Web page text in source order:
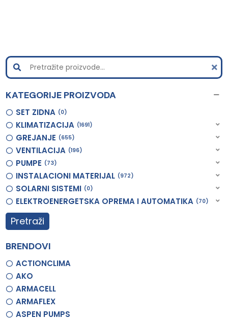
KATEGORIJE PROIZVODA
SET ZIDNA 0
KLIMATIZACIJA 1691
GREJANJE 655
VENTILACIJA 196
PUMPE 73
INSTALACIONI MATERIJAL 972
SOLARNI SISTEMI 0
ELEKTROENERGETSKA OPREMA I AUTOMATIKA 70
Pretraži
BRENDOVI
ACTIONCLIMA
AKO
ARMACELL
ARMAFLEX
ASPEN PUMPS